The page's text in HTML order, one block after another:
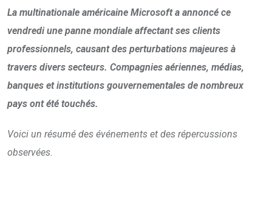
La multinationale américaine Microsoft a annoncé ce
vendredi une panne mondiale affectant ses clients
professionnels, causant des perturbations majeures à
travers divers secteurs. Compagnies aériennes, médias,
banques et institutions gouvernementales de nombreux
pays ont été touchés.
Voici un résumé des événements et des répercussions
observées.